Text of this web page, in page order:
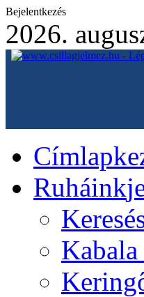
Bejelentkezés
2026.
Címlap
Ruháink